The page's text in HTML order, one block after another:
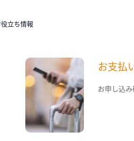
立ち情報
お支払
お申し込